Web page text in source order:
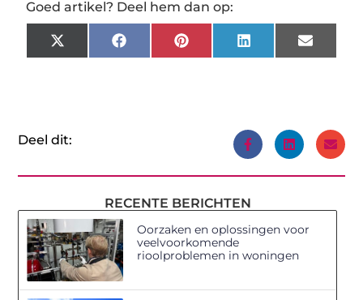
Goed artikel? Deel hem dan op:
X
(Twitter)
FacebookPinterestLinkedInEmail
Deel dit:
RECENTE BERICHTEN
Oorzaken en oplossingen voor
veelvoorkomende
rioolproblemen in woningen